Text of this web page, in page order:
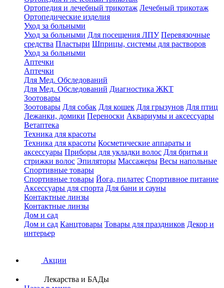
Ортопедия и лечебный трикотаж Лечебный трикотаж
Ортопедические изделия
Уход за больными
Уход за больными Для посещения ЛПУ Перевязочные
средства Пластыри Шприцы, системы для растворов
Уход за больными
Аптечки
Аптечки
Для Мед. Обследований
Для Мед. Обследований Диагностика ЖКТ
Зоотовары
Зоотовары Для собак Для кошек Для грызунов Для птиц
Лежанки, домики Переноски Аквариумы и аксессуары
Ветаптека
Техника для красоты
Техника для красоты Косметические аппараты и
аксессуары Приборы для укладки волос Для бритья и
стрижки волос Эпиляторы Массажеры Весы напольные
Спортивные товары
Спортивные товары Йога, пилатес Спортивное питание
Аксессуары для спорта Для бани и сауны
Контактные линзы
Контактные линзы
Дом и сад
Дом и сад Канцтовары Товары для праздников Декор и
интерьер
Акции
Лекарства и БАДы